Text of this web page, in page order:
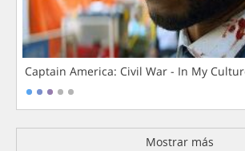
Captain America: Civil War - In My
Mostrar más